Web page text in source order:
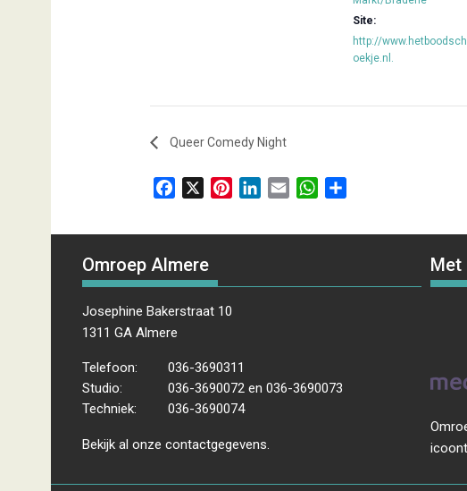
Site:
http://
oekje.nl.
Queer Comedy Night
c
b
o
k
n
t
n
a
W
a
l
Omroep Almere
Josephine Bakerstraat 10
1311 GA Almere
Telefoon:
036-3690311
Studio:
036-3690072 en 036-3690073
Techniek:
036-3690074
Bekijk al onze contactgegevens.
Met